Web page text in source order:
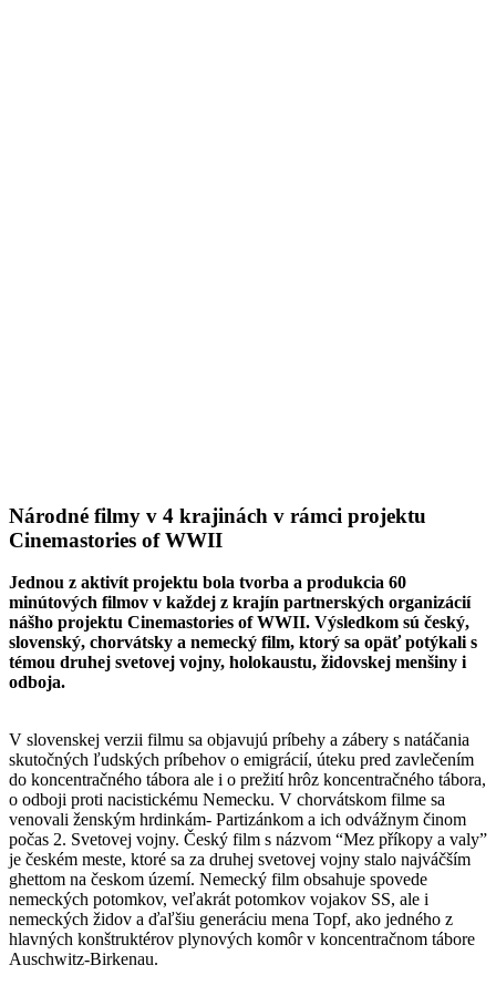
Národné filmy v 4 krajinách v rámci projektu
Cinemastories of WWII
Jednou z aktivít projektu bola tvorba a produkcia 60
minútových filmov v každej z krajín partnerských organizácií
nášho projektu Cinemastories of WWII. Výsledkom sú český,
slovenský, chorvátsky a nemecký film, ktorý sa opäť potýkali s
témou druhej svetovej vojny, holokaustu, židovskej menšiny i
odboja.
V slovenskej verzii filmu sa objavujú príbehy a zábery s natáčania
skutočných ľudských príbehov o emigrácií, úteku pred zavlečením
do koncentračného tábora ale i o prežití hrôz koncentračného tábora,
o odboji proti nacistickému Nemecku. V chorvátskom filme sa
venovali ženským hrdinkám- Partizánkom a ich odvážnym činom
počas 2. Svetovej vojny. Český film s názvom “Mez příkopy a valy”
je českém meste, ktoré sa za druhej svetovej vojny stalo najváčším
ghettom na českom území. Nemecký film obsahuje spovede
nemeckých potomkov, veľakrát potomkov vojakov SS, ale i
nemeckých židov a ďaľšiu generáciu mena Topf, ako jedného z
hlavných konštruktérov plynových komôr v koncentračnom tábore
Auschwitz-Birkenau.